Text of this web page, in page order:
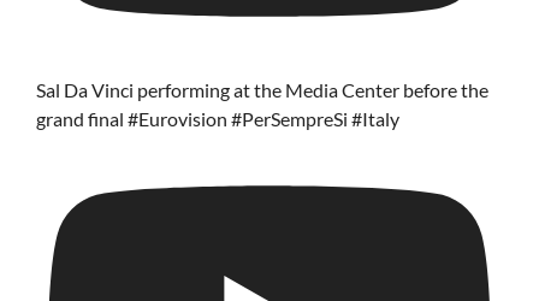
Sal Da Vinci performing at the Media Center before the
grand final #Eurovision #PerSempreSi #Italy